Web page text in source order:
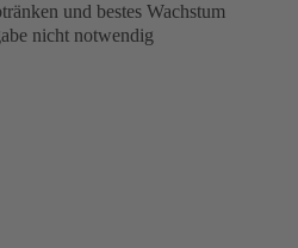
und bestes Wachstum
nicht notwendig